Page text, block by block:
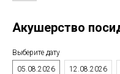
Акушерство
Выберите дату
05.08.2026
12.08.2026